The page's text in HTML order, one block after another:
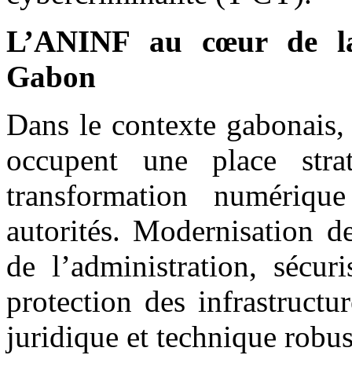
L’ANINF au cœur de
Gabon
Dans le contexte
occupent une place
transformation
autorités. Modernisation
de l’administration,
protection des
juridique et technique